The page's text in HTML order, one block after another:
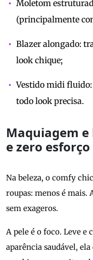
Moletom
(principalmente
Blazer alongado:
look chique;
Vestido midi fluido:
todo look precisa.
Maquiagem
e zero esforço
Na beleza, o comfy
roupas: menos é mais.
sem exageros.
A pele é o foco. Leve e
aparência saudável,